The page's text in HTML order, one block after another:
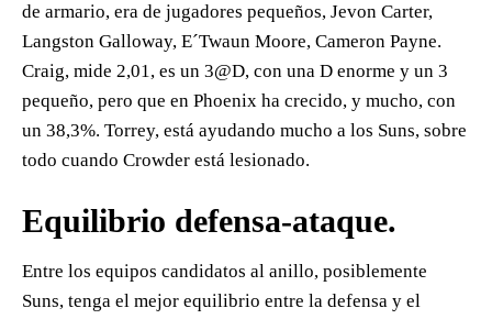
de armario, era de jugadores pequeños, Jevon Carter,
Langston Galloway, E´Twaun Moore, Cameron Payne.
Craig, mide 2,01, es un 3@D, con una D enorme y un 3
pequeño, pero que en Phoenix ha crecido, y mucho, con
un 38,3%. Torrey, está ayudando mucho a los Suns, sobre
todo cuando Crowder está lesionado.
Equilibrio defensa-ataque.
Entre los equipos candidatos al anillo, posiblemente
Suns, tenga el mejor equilibrio entre la defensa y el